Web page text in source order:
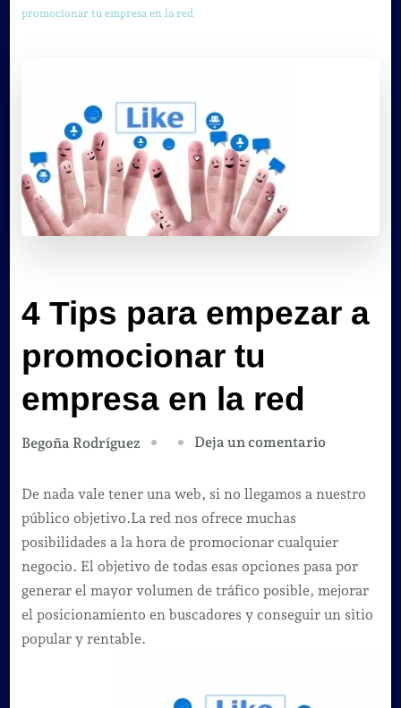
promocionar tu empresa en la red
4 Tips para empezar a
promocionar tu
empresa en la red
Begoña Rodríguez Deja un comentarioen
Tips
empezar
a
tu
De nada vale tener una web, si no llegamos a nuestro
público objetivo.La red nos ofrece muchas
posibilidades a la hora de promocionar cualquier
negocio. El objetivo de todas esas opciones pasa por
generar el mayor volumen de tráfico posible, mejorar
el posicionamiento en buscadores y conseguir un sitio
popular y rentable.